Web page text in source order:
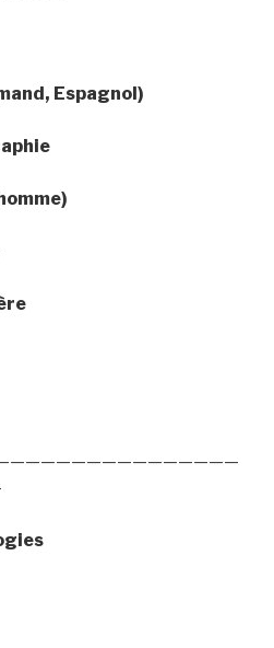
Espagnol)